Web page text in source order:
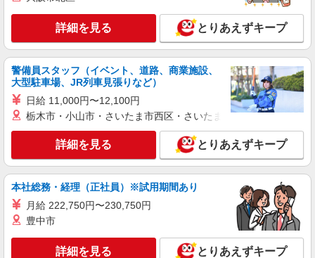
詳細を見る とりあえずキープ
警備員スタッフ（イベント、道路、商業施設、
大型駐車場、JR列車見張りなど）
日給 11,000円〜12,100円
栃木市・小山市・さいたま市西区・さいたま市岩槻区・久喜市・
詳細を見る とりあえずキープ
本社総務・経理（正社員）※試用期間あり
月給 222,750円〜230,750円
豊中市
詳細を見る とりあえずキープ